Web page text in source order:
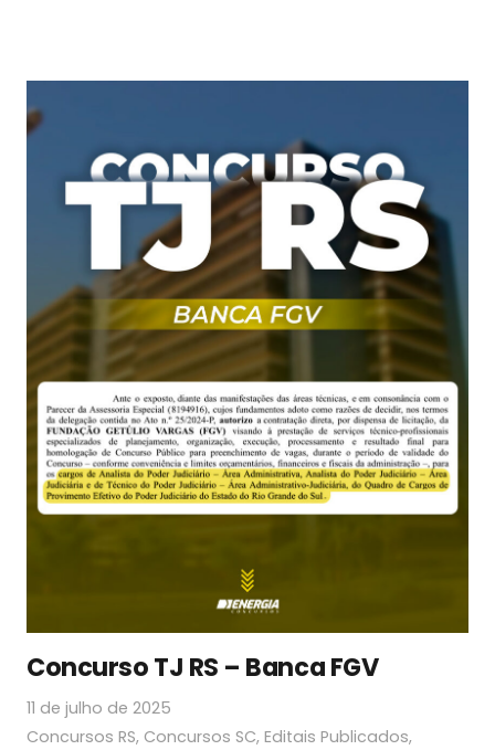
Concurso TJ RS – Banca FGV
11 de julho de 2025
Concursos RS, Concursos SC, Editais Publicados,